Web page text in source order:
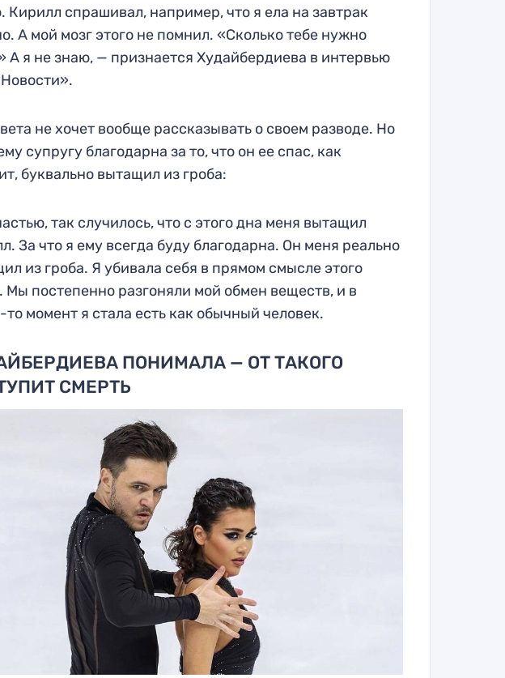
Кирилл спрашивал, например, что я ела на завтрак
А мой мозг этого не помнил. «Сколько тебе нужно
А я не знаю, — признается Худайбердиева в интервью
не хочет вообще рассказывать о своем разводе. Но
супругу благодарна за то, что он ее спас, как
буквально вытащил из гроба:
так случилось, что с этого дна меня вытащил
За что я ему всегда буду благодарна. Он меня реально
из гроба. Я убивала себя в прямом смысле этого
Мы постепенно разгоняли мой обмен веществ, и в
то момент я стала есть как обычный человек.
ПОНИМАЛА — ОТ ТАКОГО
СМЕРТЬ